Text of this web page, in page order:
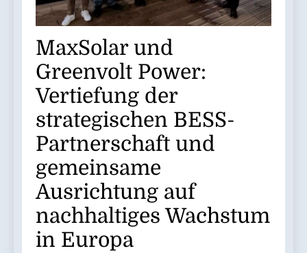
MaxSolar und
Greenvolt Power:
Vertiefung der
strategischen BESS-
Partnerschaft und
gemeinsame
Ausrichtung auf
nachhaltiges Wachstum
in Europa